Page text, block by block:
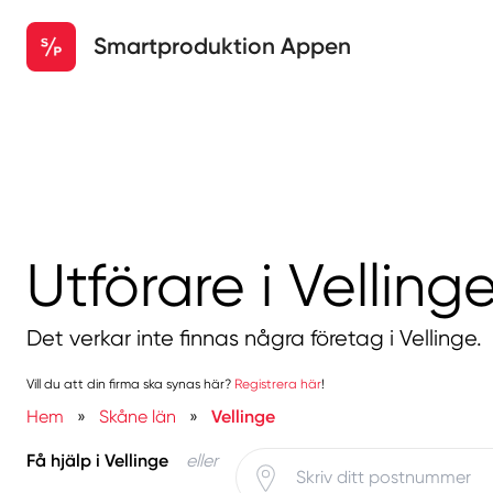
Smartproduktion Appen
Utförare i
Det verkar inte finnas några företag i Vellinge.
Vill du att din firma ska synas här? Registrera här!
Hem » Skåne län » Vellinge
Få hjälp i Vellinge eller